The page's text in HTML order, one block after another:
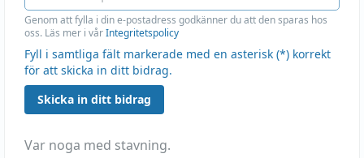
Genom att fylla i din e-postadress godkänner du att den sparas hos
oss. Läs mer i vårIntegritetspolicy
Fyll i samtliga fält markerade med en asterisk (*) korrekt
för att skicka in ditt bidrag.
Skicka in ditt bidrag
Var noga med stavning.